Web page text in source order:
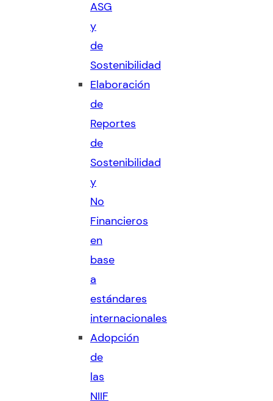
ASG
y
de
Sostenibilidad
Elaboración
de
Reportes
de
Sostenibilidad
y
No
Financieros
en
base
a
estándares
internacionales
Adopción
de
las
NIIF